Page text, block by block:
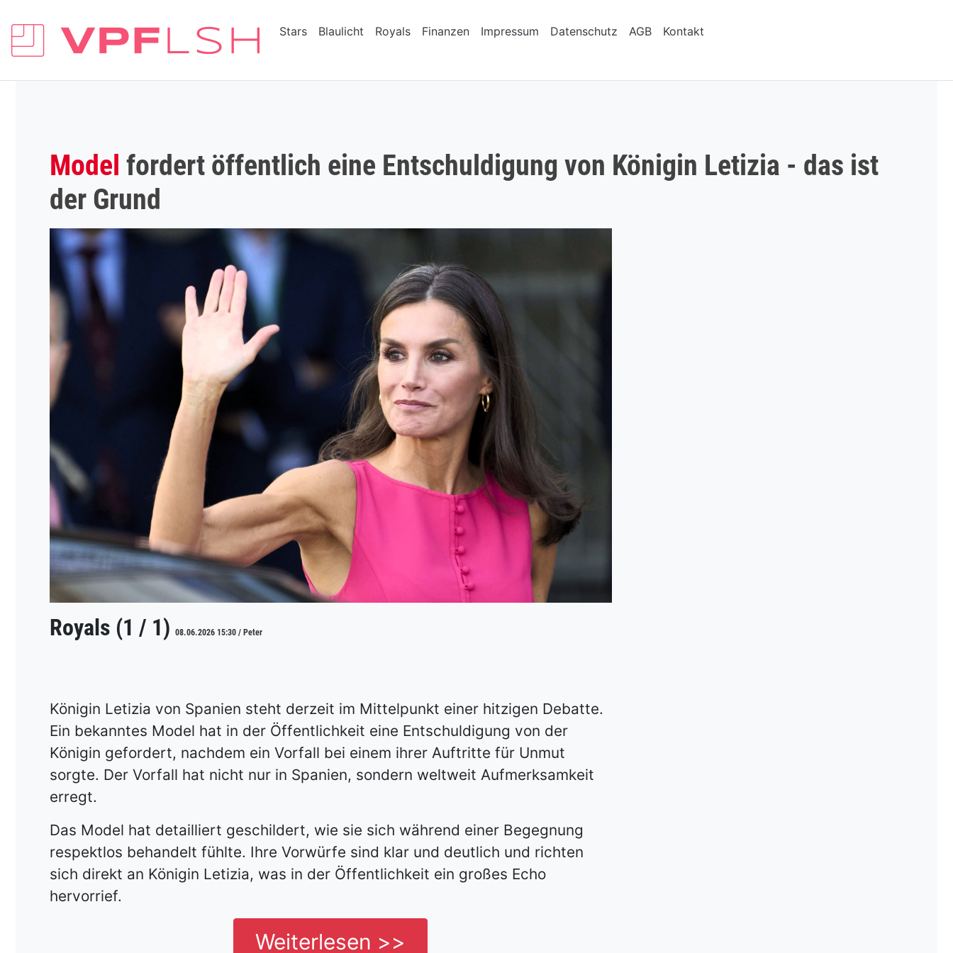
Stars Blaulicht Royals Finanzen Impressum Datenschutz AGB Kontakt
Model fordert öffentlich eine Entschuldigung von Königin Letizia - das ist
der Grund
Royals (1 / 1) 08.06.2026 15:30 / Peter
Königin Letizia von Spanien steht derzeit im Mittelpunkt einer hitzigen Debatte.
Ein bekanntes Model hat in der Öffentlichkeit eine Entschuldigung von der
Königin gefordert, nachdem ein Vorfall bei einem ihrer Auftritte für Unmut
sorgte. Der Vorfall hat nicht nur in Spanien, sondern weltweit Aufmerksamkeit
erregt.
Das Model hat detailliert geschildert, wie sie sich während einer Begegnung
respektlos behandelt fühlte. Ihre Vorwürfe sind klar und deutlich und richten
sich direkt an Königin Letizia, was in der Öffentlichkeit ein großes Echo
hervorrief.
Weiterlesen >>